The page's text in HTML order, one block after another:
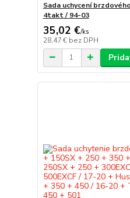
Sada uchycení
4takt / 94-03
35,02 €/ks
28,47 € bez DPH